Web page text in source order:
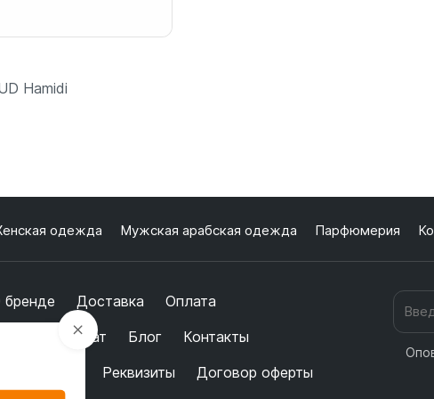
Hamidi
одежда Мужская арабская одежда Парфюмерия
бренде Доставка
Оплата
и возврат
Блог
Контакты
Реквизиты Договор оферты